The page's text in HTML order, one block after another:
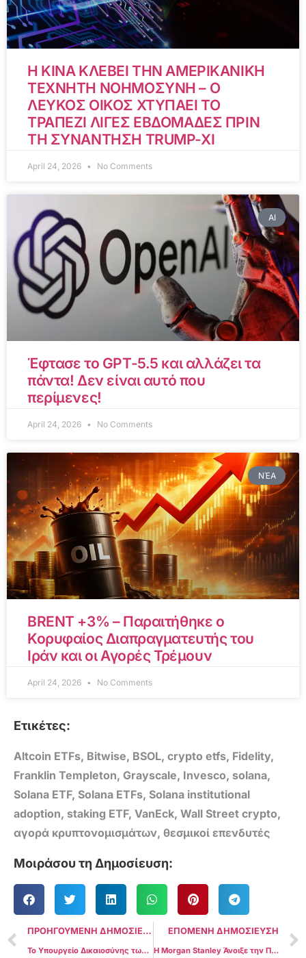
Η ΚΙΝΑ ΚΛΕΒΕΙ ΤΗΝ ΑΜΕΡΙΚΑΝΙΚΗ
ΤΕΧΝΗΤΗ ΝΟΗΜΟΣΥΝΗ – Ο
ΛΕΥΚΟΣ ΟΙΚΟΣ ΧΤΥΠΑΕΙ ΤΟ
ΤΡΑΠΕΖΙ ΛΙΓΕΣ ΕΒΔΟΜΑΔΕΣ ΠΡΙΝ
ΤΗ ΣΥΝΑΝΤΗΣΗ TRUMP-XI
April 24, 2026 No Comments
AI
Έφτασε το GPT-5.5 και αλλάζει τα
πάντα! Δεν είναι αυτό που
περίμενες!
April 24, 2026 No Comments
ΝΈΑ
BRENT +3% – Παραιτήθηκε ο
Κορυφαίος Διαπραγματευτής του
Ιράν και οι Αγορές Τρέμουν
April 24, 2026 No Comments
Ετικέτες:
Altcoin ETFs, Bitwise, BSOL, crypto etfs, Fidelity,
Franklin Templeton, Grayscale, Invesco, solana,
Solana ETF, Solana ETFs, Solana institutional
adoption, staking ETF, VanEck, Wall Street crypto,
αγορά κρυπτονομισμάτων, θεσμικοί επενδυτές
Μοιράσου τη Δημοσίευση:
ΠΡΟΗΓΟΥΜΕΝΗ ΔΗΜΟΣΙΕΥΣΗ
Το Υπουργείο Δικαιοσύνης των ΗΠΑ Ρευστοποίησε Bitcoin $6,3 Εκατ. Παρά την Προεδρική Εντολή; Το Δικαστικό Έγγραφο που Άναψε Φωτιές στις Αγορές
ΕΠΟΜΕΝΗ ΔΗΜΟΣΙΕΥΣΗ
Η Morgan Stanley Άνοιξε την Πόρτα στο Bitcoin: Γιατί Η Αγορά Μιλά Για Τρισεκατομμύρια Που Έρχονται